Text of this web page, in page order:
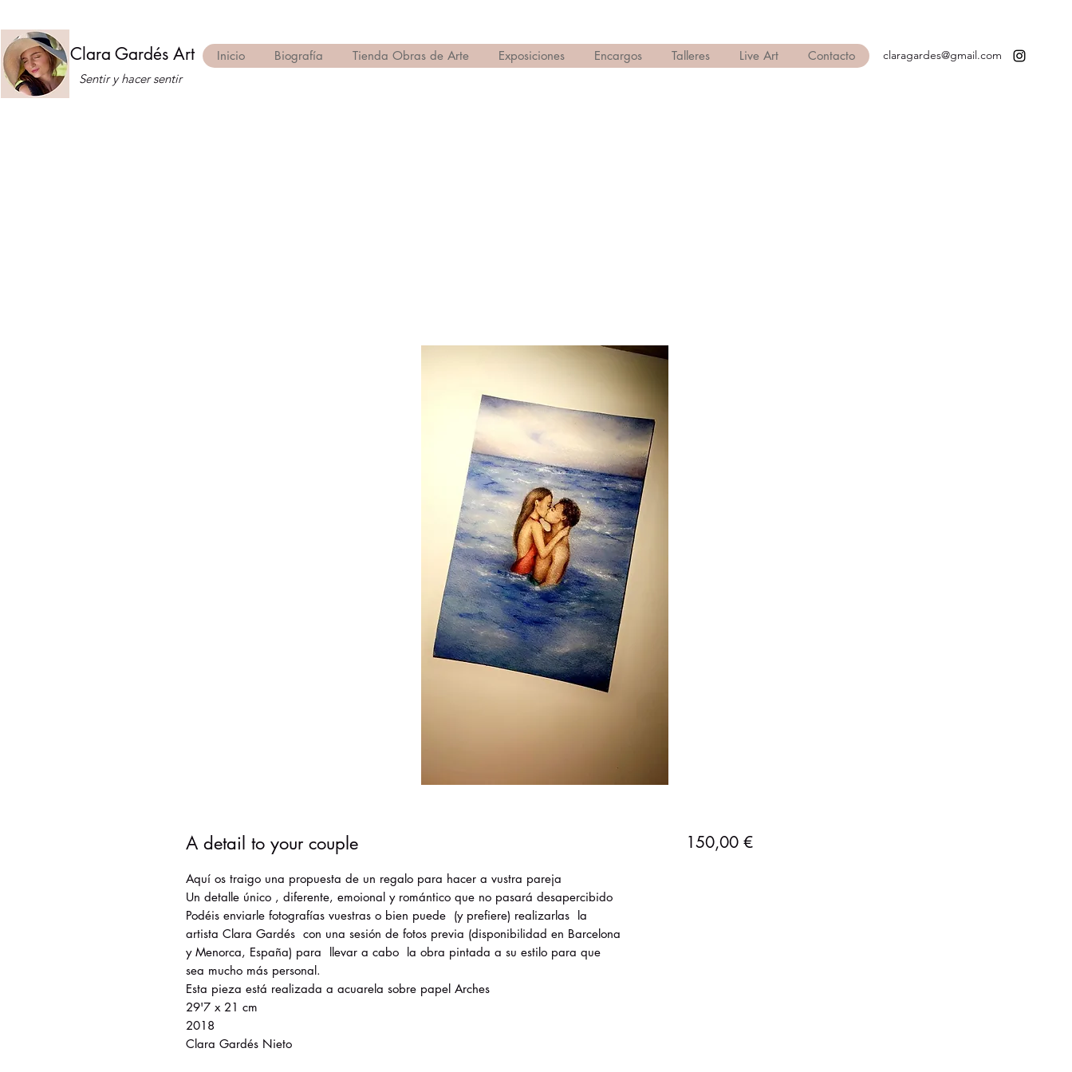
Inicio Biografía Tienda Obras de Arte Exposiciones Encargos Talleres Live Art Contacto
Clara Gardés Art
Sentir y hacer sentir
claragardes@gmail.com
A detail to your couple
Aquí os traigo una propuesta de un regalo para hacer a vustra pareja
Un detalle único , diferente, emoional y romántico que no pasará desapercibido
Podéis enviarle fotografías vuestras o bien puede (y prefiere) realizarlas la
artista Clara Gardés con una sesión de fotos previa (disponibilidad en Barcelona
y Menorca, España) para llevar a cabo la obra pintada a su estilo para que
sea mucho más personal.
Esta pieza está realizada a acuarela sobre papel Arches
29'7 x 21 cm
2018
Clara Gardés Nieto
150,00 €Precio